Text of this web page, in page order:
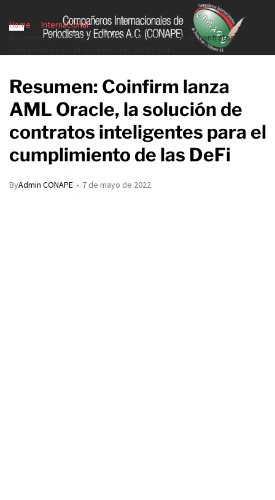
Home
Internacional
Resumen: Coinfirm lanza AML Oracle, la solución de contratos
Resumen: Coinfirm lanza
AML Oracle, la solución de
contratos inteligentes para el
cumplimiento de las DeFi
ByAdmin CONAPE 7 de mayo de 2022